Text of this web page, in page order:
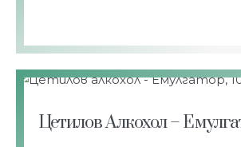
Цетилов Алкохол –